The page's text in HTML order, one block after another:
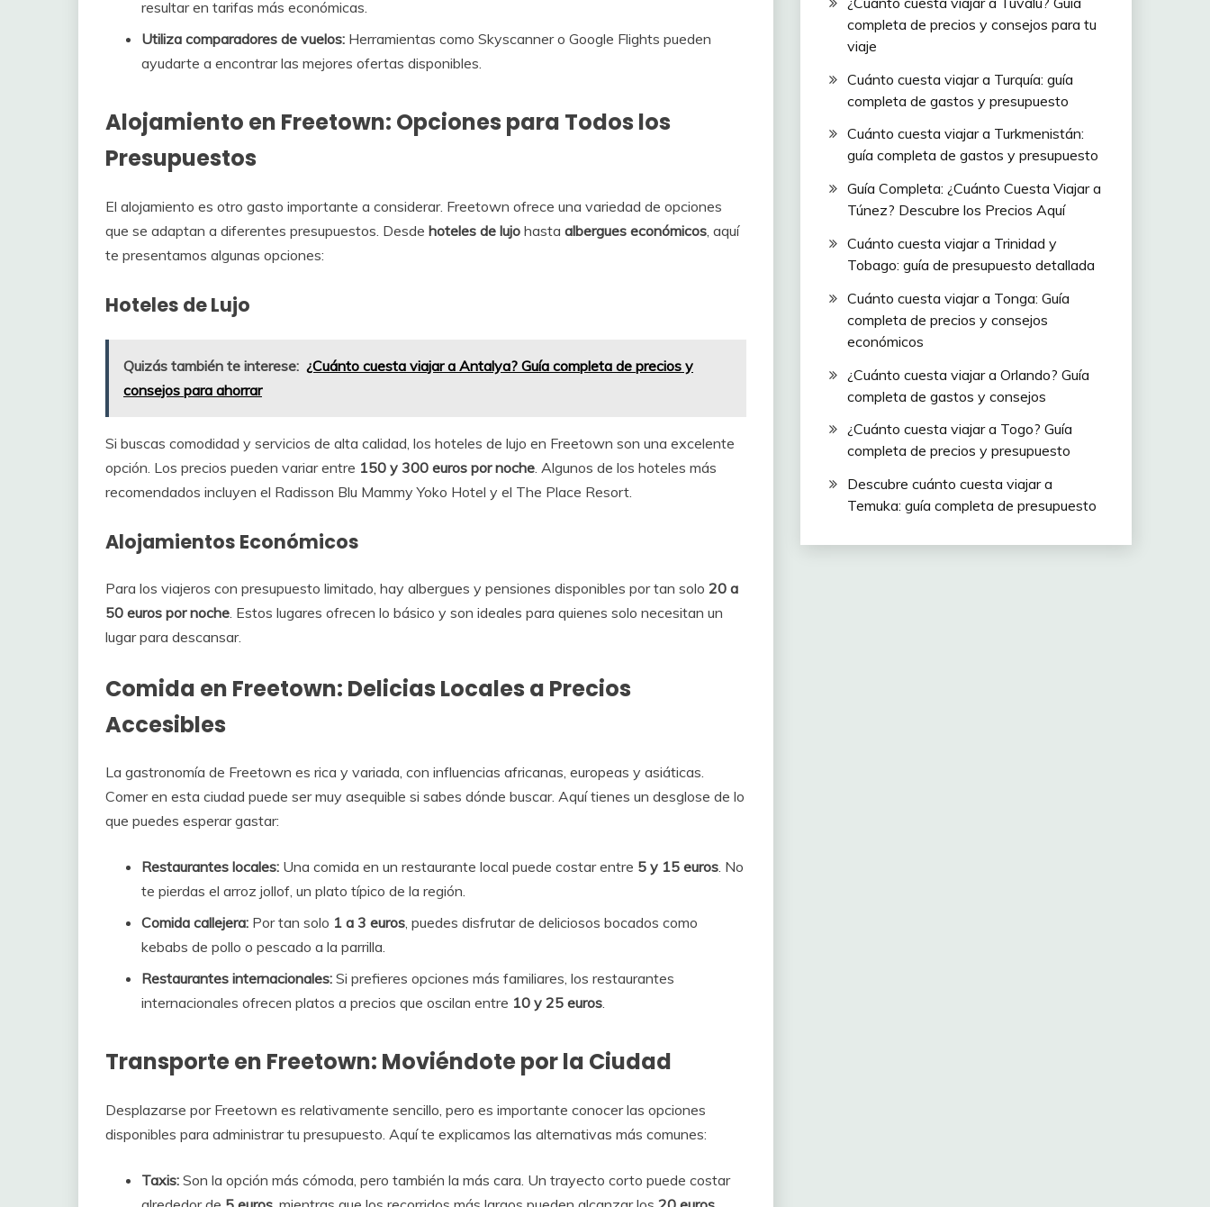
resultar en tarifas más económicas.
Utiliza comparadores de vuelos: Herramientas como Skyscanner o Google Flights pueden
ayudarte a encontrar las mejores ofertas disponibles.
Alojamiento en Freetown: Opciones para Todos los
Presupuestos
El alojamiento es otro gasto importante a considerar. Freetown ofrece una variedad de opciones
que se adaptan a diferentes presupuestos. Desde hoteles de lujo hasta albergues económicos , aquí
te presentamos algunas opciones:
Hoteles de Lujo
Quizás también te interese: ¿Cuánto cuesta viajar a Antalya? Guía completa de precios y
consejos para ahorrar
Si buscas comodidad y servicios de alta calidad, los hoteles de lujo en Freetown son una excelente
opción. Los precios pueden variar entre 150 y 300 euros por noche . Algunos de los hoteles más
recomendados incluyen el Radisson Blu Mammy Yoko Hotel y el The Place Resort.
Alojamientos Económicos
Para los viajeros con presupuesto limitado, hay albergues y pensiones disponibles por tan solo 20 a
50 euros por noche . Estos lugares ofrecen lo básico y son ideales para quienes solo necesitan un
lugar para descansar.
Comida en Freetown: Delicias Locales a Precios
Accesibles
La gastronomía de Freetown es rica y variada, con influencias africanas, europeas y asiáticas.
Comer en esta ciudad puede ser muy asequible si sabes dónde buscar. Aquí tienes un desglose de lo
que puedes esperar gastar:
Restaurantes locales: Una comida en un restaurante local puede costar entre 5 y 15 euros. No
te pierdas el arroz jollof, un plato típico de la región.
Comida callejera: Por tan solo 1 a 3 euros, puedes disfrutar de deliciosos bocados como
kebabs de pollo o pescado a la parrilla.
Restaurantes internacionales: Si prefieres opciones más familiares, los restaurantes
internacionales ofrecen platos a precios que oscilan entre 10 y 25 euros.
Transporte en Freetown: Moviéndote por la Ciudad
Desplazarse por Freetown es relativamente sencillo, pero es importante conocer las opciones
disponibles para administrar tu presupuesto. Aquí te explicamos las alternativas más comunes:
Taxis: Son la opción más cómoda, pero también la más cara. Un trayecto corto puede costar
completa de precios y consejos para tu
viaje
Cuánto cuesta viajar a Turquía: guía
completa de gastos y presupuesto
Cuánto cuesta viajar a Turkmenistán:
guía completa de gastos y presupuesto
Guía Completa: ¿Cuánto Cuesta Viajar a
Túnez? Descubre los Precios Aquí
Cuánto cuesta viajar a Trinidad y
Tobago: guía de presupuesto detallada
Cuánto cuesta viajar a Tonga: Guía
completa de precios y consejos
económicos
¿Cuánto cuesta viajar a Orlando? Guía
completa de gastos y consejos
¿Cuánto cuesta viajar a Togo? Guía
completa de precios y presupuesto
Descubre cuánto cuesta viajar a
Temuka: guía completa de presupuesto